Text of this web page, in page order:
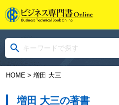
HOME> 増田 大三
増田 大三の著書